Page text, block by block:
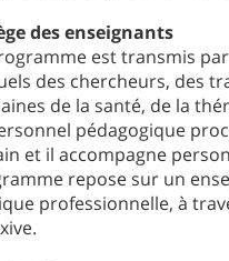
des enseignants
est transmis
des chercheurs, des
de la santé, de la
pédagogique
et il accompagne
repose sur un
professionnelle, à